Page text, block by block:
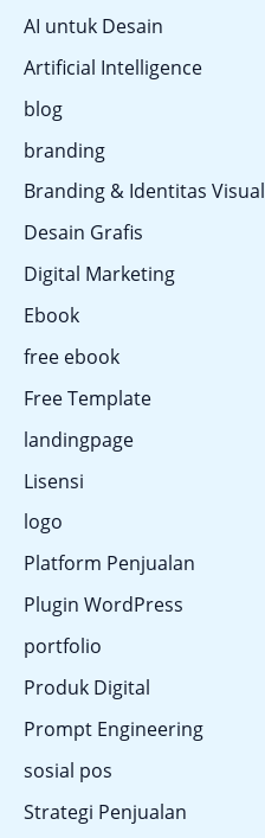
AI untuk Desain
Artificial Intelligence
blog
branding
Branding & Identitas Visual
Desain Grafis
Digital Marketing
Ebook
free ebook
Free Template
landingpage
Lisensi
logo
Platform Penjualan
Plugin WordPress
portfolio
Produk Digital
Prompt Engineering
sosial pos
Strategi Penjualan